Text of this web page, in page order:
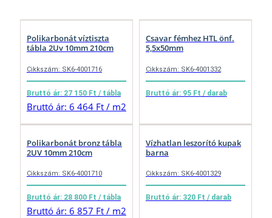
Polikarbonát víztiszta
tábla 2Uv 10mm 210cm
Cikkszám: SK6-4001716
Bruttó ár: 27 150 Ft / tábla
Bruttó ár: 6 464 Ft / m2
Csavar fémhez HTL önf.
5,5x50mm
Cikkszám: SK6-4001332
Bruttó ár: 95 Ft / darab
Polikarbonát bronz tábla
2UV 10mm 210cm
Cikkszám: SK6-4001710
Bruttó ár: 28 800 Ft / tábla
Bruttó ár: 6 857 Ft / m2
Vízhatlan leszorító kupak
barna
Cikkszám: SK6-4001329
Bruttó ár: 320 Ft / darab